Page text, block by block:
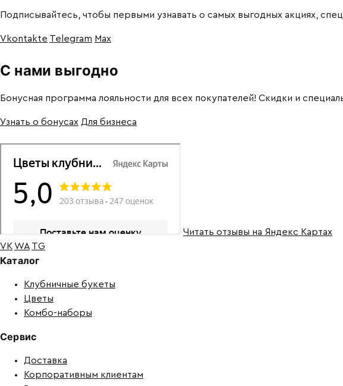
Подписывайтесь, чтобы первыми узнавать о самых выгодных акциях,
Vkontakte Telegram Max
С нами выгодно
Бонусная программа лояльности для всех покупателей! Скидки и
Узнать о бонусах Для бизнеса
Читать отзывы на Яндекс Картах
VKWA TG
Каталог
Клубничные букеты
Цветы
Комбо-наборы
Сервис
Доставка
Корпоративным клиентам